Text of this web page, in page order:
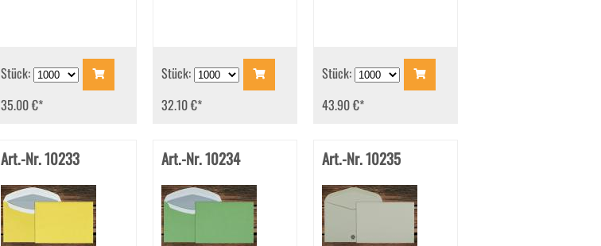
Stück:
35.00 €*
Stück:
32.10 €*
Stück:
43.90 €*
Art.-Nr. 10233 Art.-Nr. 10234 Art.-Nr. 10235